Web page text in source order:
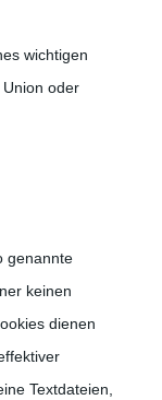
wichtigen
oder
genannte
keinen
dienen
Textdateien,